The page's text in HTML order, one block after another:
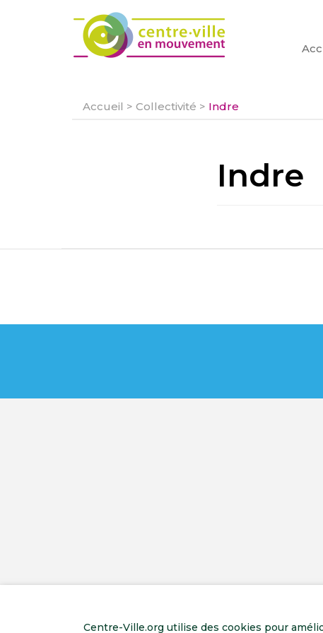
Accueil > Collectivité > Indre
Indre
Centre-Ville.org utilise des cookies pour